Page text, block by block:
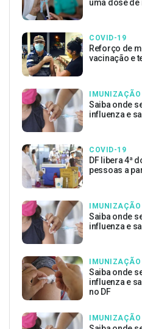
uma dose
COVID-19
Reforço de
vacinação e
IMUNIZAÇÃO
Saiba onde
influenza e
COVID-19
DF libera 4ª
pessoas a
IMUNIZAÇÃO
Saiba onde
influenza e
IMUNIZAÇÃO
Saiba onde
influenza e
no DF
IMUNIZAÇÃO